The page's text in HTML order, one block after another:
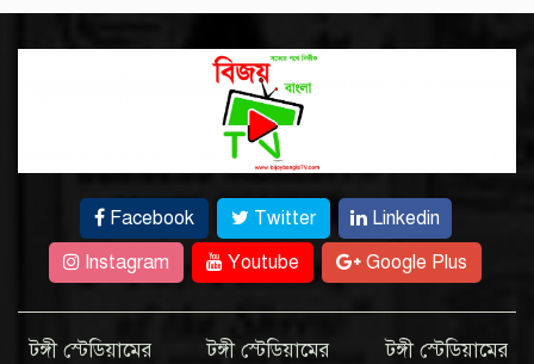
Facebook Twitter
Linkedin
Instagram
Youtube Google Plus
টঙ্গী স্টেডিয়ামের
টঙ্গী স্টেডিয়ামের
টঙ্গী স্টেডিয়ামের